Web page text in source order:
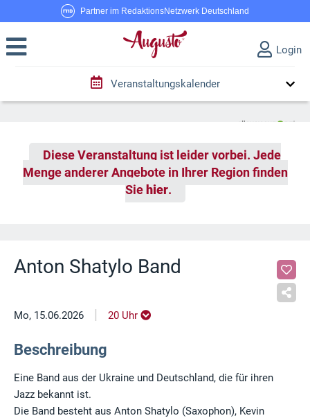
Partner im RedaktionsNetzwerk Deutschland
Login
Veranstaltungskalender
Diese Veranstaltung ist leider vorbei. Jede
Menge anderer Angebote in Ihrer Region finden
Sie hier.
Anton Shatylo Band
Mo, 15.06.2026 | 20 Uhr
Beschreibung
Eine Band aus der Ukraine und Deutschland, die für ihren
Jazz bekannt ist.
Die Band besteht aus Anton Shatylo (Saxophon), Kevin